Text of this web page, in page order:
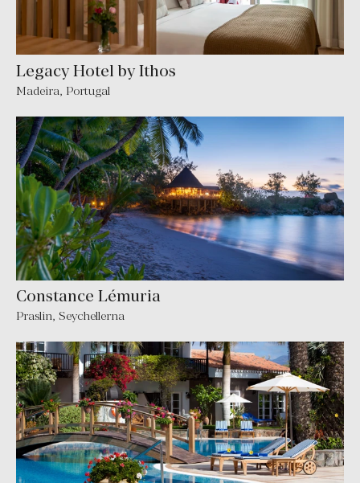
Legacy Hotel by Ithos
Madeira, Portugal
Constance Lémuria
Praslin, Seychellerna